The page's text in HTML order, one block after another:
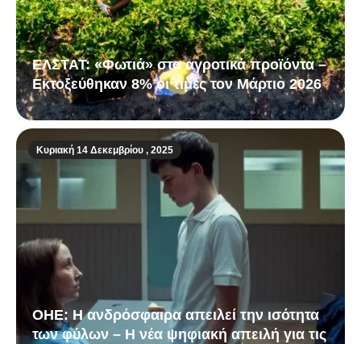
ΕΛΣΤΑΤ: «Φωτιά» στα αγροτικά προϊόντα –
Εκτοξεύθηκαν 8% οι τιμές τον Μάρτιο 2026
Κυριακή 14 Δεκεμβρίου , 2025
ΟΗΕ: Η ανδρόσφαιρα απειλεί την ισότητα
των φύλων – Η νέα ψηφιακή απειλή για τις